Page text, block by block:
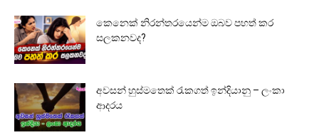
කෙනෙක් නිරන්තරයෙන්ම ඔබව පහත් කර
සලකනවද?
අවසන් හුස්මතෙක් රැකගත් ඉන්දියානු – ලංකා
ආදරය